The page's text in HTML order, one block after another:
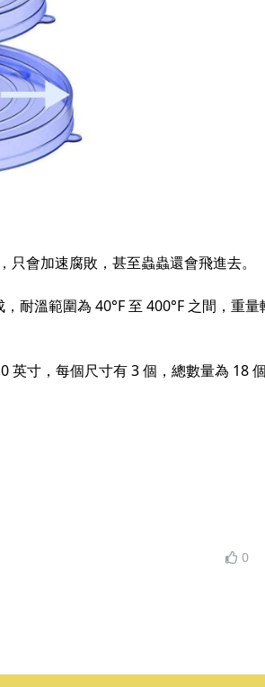
會加速腐敗，甚至蟲蟲還會飛進去。
耐溫範圍為 40°F 至 400°F 之間，重
寸，每個尺寸有 3 個，總數量為 18 個
0